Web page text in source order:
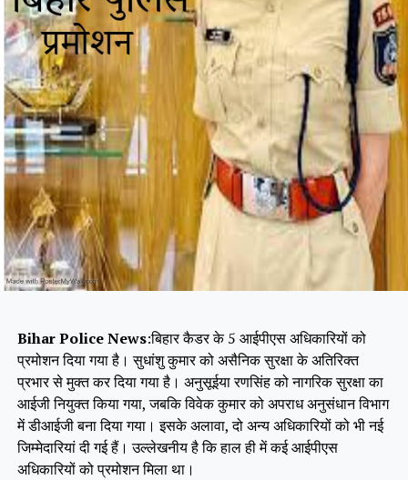
Bihar Police News:बिहार कैडर के 5 आईपीएस अधिकारियों को
प्रमोशन दिया गया है। सुधांशु कुमार को असैनिक सुरक्षा के अतिरिक्त
प्रभार से मुक्त कर दिया गया है। अनुसूईया रणसिंह को नागरिक सुरक्षा का
आईजी नियुक्त किया गया, जबकि विवेक कुमार को अपराध अनुसंधान विभाग
में डीआईजी बना दिया गया। इसके अलावा, दो अन्य अधिकारियों को भी नई
जिम्मेदारियां दी गई हैं। उल्लेखनीय है कि हाल ही में कई आईपीएस
अधिकारियों को प्रमोशन मिला था।